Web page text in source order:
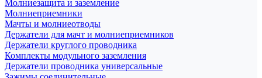
Молниезащита и заземление
Молниеприемники
Мачты и молниеотводы
Держатели для мачт и молниеприемников
Держатели круглого проводника
Комплекты модульного заземления
Держатели проводника универсальные